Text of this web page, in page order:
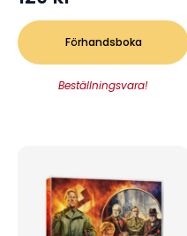
Förhandsboka
Beställningsvara!